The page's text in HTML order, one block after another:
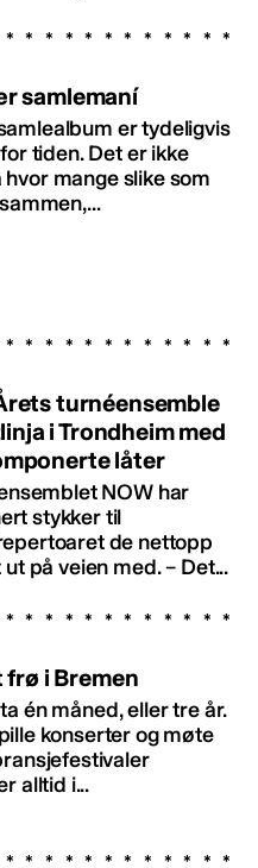
samlemaní
er tydeligvis
tiden. Det er ikke
hvor mange slike som
turnéensemble
i Trondheim med
låter
NOW har
stykker til
de nettopp
på veien med. – Det...
frø i Bremen
én måned, eller tre år.
konserter og møte
alltid i...